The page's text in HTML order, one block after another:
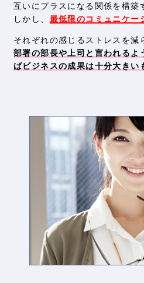
互いにプラスになる関係を構築
しかし、 最低限のコミュニケー
それぞれの感じるストレスを減
部署の部長や上司と言われるよ
ばビジネスの成果は十分大きい